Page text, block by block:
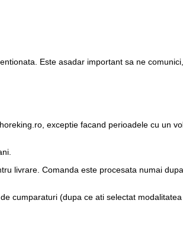
Este asadar important sa ne
exceptie facand perioadele cu un
livrare. Comanda este procesata numai
cumparaturi (dupa ce ati selectat